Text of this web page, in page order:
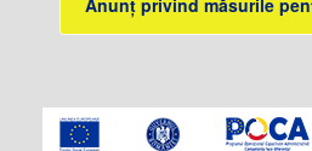
Anunț privind măsurile